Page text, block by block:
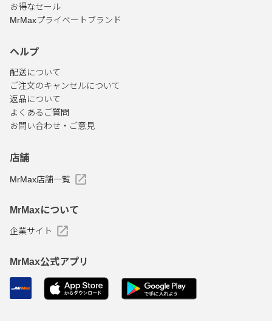
お得なセール
MrMaxプライベートブランド
ヘルプ
配送について
ご注文のキャンセルについて
返品について
よくあるご質問
お問い合わせ・ご意見
店舗
MrMax店舗一覧
MrMaxについて
企業サイト
MrMax公式アプリ